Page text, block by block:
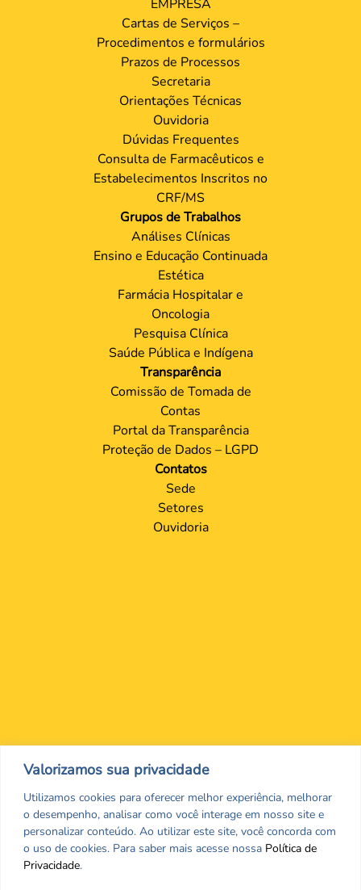
Valorizamos sua privacidade
Utilizamos cookies para oferecer melhor experiência, melhorar
o desempenho, analisar como você interage em nosso site e
personalizar conteúdo. Ao utilizar este site, você concorda com
o uso de cookies. Para saber mais acesse nossa Política de
Privacidade.
EMPRESA
Cartas de Serviços –
Procedimentos e formulários
Prazos de Processos
Secretaria
Orientações Técnicas
Ouvidoria
Dúvidas Frequentes
Consulta de Farmacêuticos e
Estabelecimentos Inscritos no
CRF/MS
Grupos de Trabalhos
Análises Clínicas
Ensino e Educação Continuada
Estética
Farmácia Hospitalar e
Oncologia
Pesquisa Clínica
Saúde Pública e Indígena
Transparência
Comissão de Tomada de
Contas
Portal da Transparência
Proteção de Dados – LGPD
Contatos
Sede
Setores
Ouvidoria